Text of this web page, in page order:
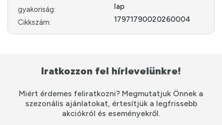
gyakoriság:
lap
Cikkszám:
17971790020260004
Iratkozzon fel hírlevelünkre!
Miért érdemes feliratkozni? Megmutatjuk Önnek a
szezonális ajánlatokat, értesítjük a legfrissebb
akciókról és eseményekről.